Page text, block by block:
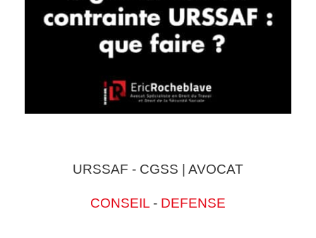
URSSAF - CGSS | AVOCAT
CONSEIL - DEFENSE